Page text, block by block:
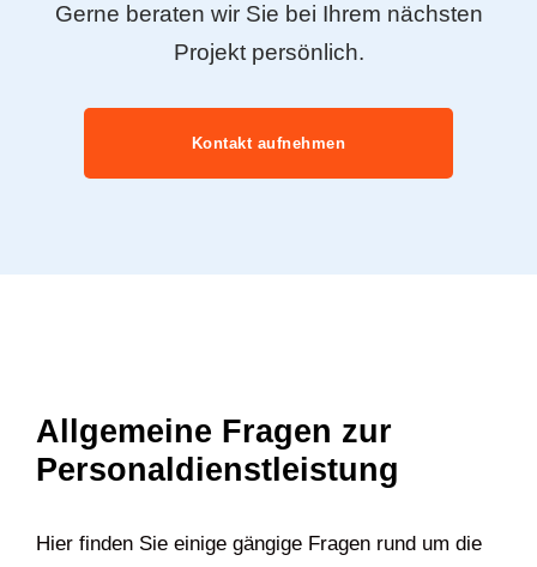
Gerne beraten wir Sie bei Ihrem nächsten
Projekt persönlich.
Kontakt aufnehmen
Allgemeine Fragen zur
Personaldienstleistung
Hier finden Sie einige gängige Fragen rund um die